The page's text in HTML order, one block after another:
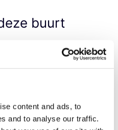
content and ads, to
and to analyse our traffic.
buurt
like